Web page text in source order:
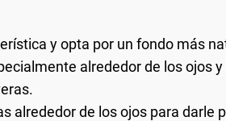
y opta por un fondo más
alrededor de los ojos y
alrededor de los ojos para darle